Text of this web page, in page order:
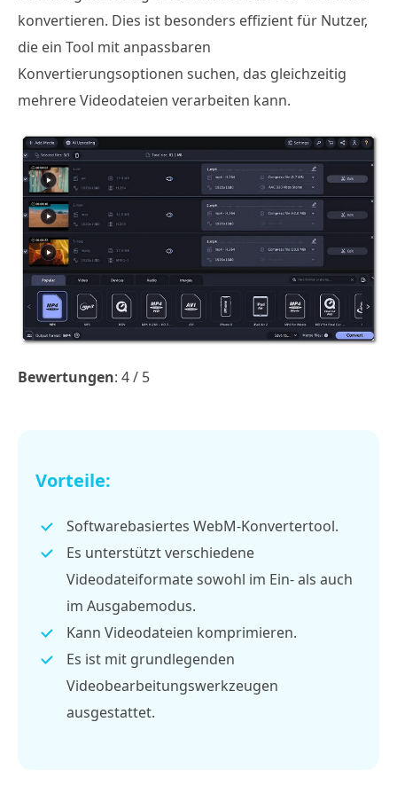
konvertieren. Dies ist besonders effizient für Nutzer,
die ein Tool mit anpassbaren
Konvertierungsoptionen suchen, das gleichzeitig
mehrere Videodateien verarbeiten kann.
Bewertungen: 4 / 5
Vorteile:
Softwarebasiertes WebM-Konvertertool.
Es unterstützt verschiedene
Videodateiformate sowohl im Ein- als auch
im Ausgabemodus.
Kann Videodateien komprimieren.
Es ist mit grundlegenden
Videobearbeitungswerkzeugen
ausgestattet.